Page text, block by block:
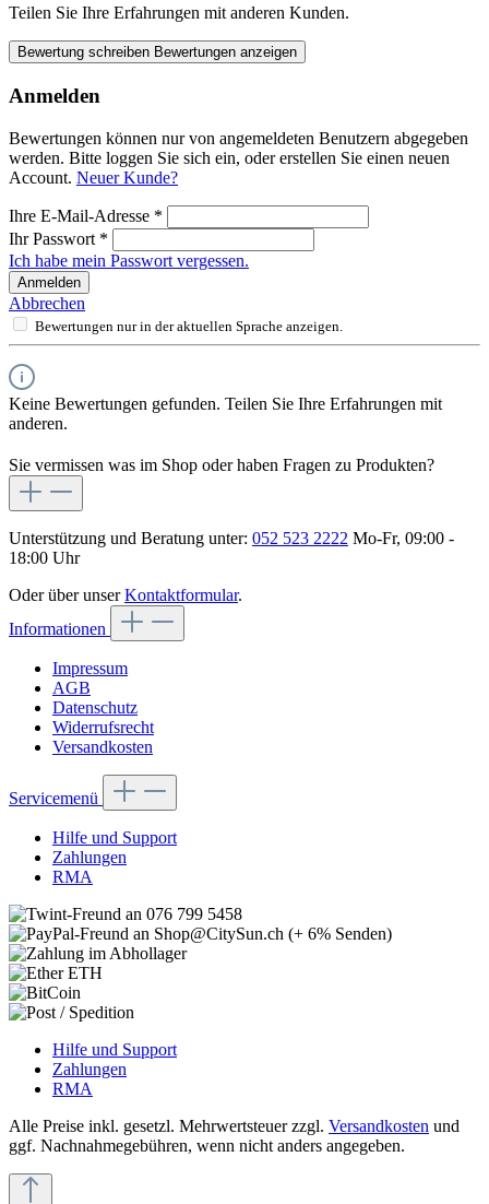
Teilen Sie Ihre Erfahrungen mit anderen Kunden.
Bewertung schreiben Bewertungen anzeigen
Anmelden
Bewertungen können nur von angemeldeten Benutzern abgegeben
werden. Bitte loggen Sie sich ein, oder erstellen Sie einen neuen
Account. Neuer Kunde?
Ihre E-Mail-Adresse *
Ihr Passwort *
Ich habe mein Passwort vergessen.
Anmelden
Abbrechen
Bewertungen nur in der aktuellen Sprache anzeigen.
Keine Bewertungen gefunden. Teilen Sie Ihre Erfahrungen mit
anderen.
Sie vermissen was im Shop oder haben Fragen zu Produkten?
Unterstützung und Beratung unter: 052 523 2222 Mo-Fr, 09:00 -
18:00 Uhr
Oder über unserKontaktformular.
Informationen
Impressum
AGB
Datenschutz
Widerrufsrecht
Versandkosten
Servicemenü
Hilfe und Support
Zahlungen
RMA
Hilfe und Support
Zahlungen
RMA
Alle Preise inkl. gesetzl. Mehrwertsteuer zzgl. Versandkosten und
ggf. Nachnahmegebühren, wenn nicht anders angegeben.